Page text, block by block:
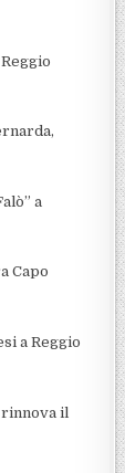
a
Capo
a Reggio
il